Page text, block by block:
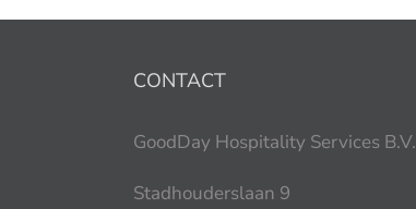
CONTACT
GoodDay Hospitality Services B.V.
Stadhouderslaan 9